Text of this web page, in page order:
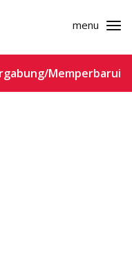
menu
Memperbarui